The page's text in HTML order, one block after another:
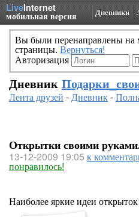
LiveInternet
мобильная версия Дневники
Вы были перенаправлены
страницы. Вернуться!
Авторизация
Дневник
Лента друзей -Дневник-
Открытки своими
13-12-2009 19:05 к
понравилось!
Наиболее яркие идеи